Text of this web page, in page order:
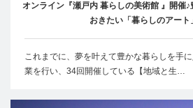
オンライン『瀬戸内 暮らしの美術館 』開催
おきたい「暮らしのアート
これまでに、夢を叶えて豊かな暮らしを手
業を行い、34回開催している【地域と生…